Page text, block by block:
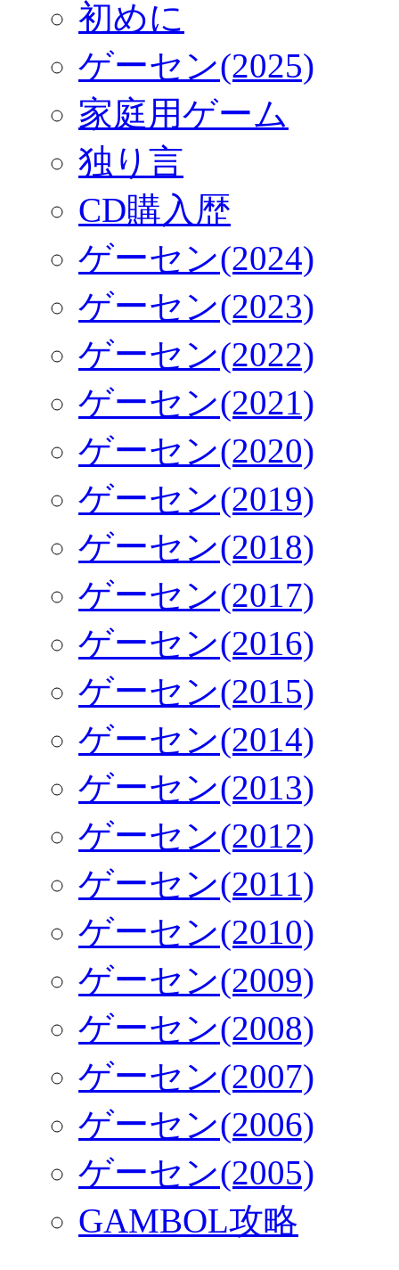
初めに
ゲーセン(2025)
家庭用ゲーム
独り言
CD購入歴
ゲーセン(2024)
ゲーセン(2023)
ゲーセン(2022)
ゲーセン(2021)
ゲーセン(2020)
ゲーセン(2019)
ゲーセン(2018)
ゲーセン(2017)
ゲーセン(2016)
ゲーセン(2015)
ゲーセン(2014)
ゲーセン(2013)
ゲーセン(2012)
ゲーセン(2011)
ゲーセン(2010)
ゲーセン(2009)
ゲーセン(2008)
ゲーセン(2007)
ゲーセン(2006)
ゲーセン(2005)
GAMBOL攻略